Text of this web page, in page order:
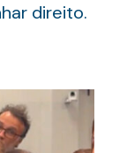
direito.